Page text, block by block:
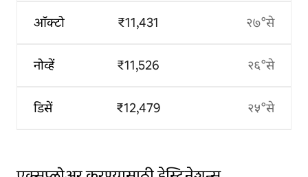
ऑक्टो
नोव्हें
डिसें
₹11,431
₹11,526
₹12,479
२७°से
२६°से
२५°से